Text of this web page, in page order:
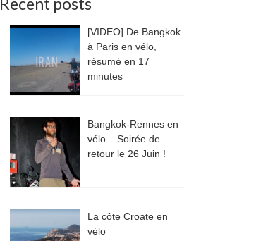
[VIDEO] De Bangkok
à Paris en vélo,
résumé en 17
minutes
Bangkok-Rennes en
vélo – Soirée de
retour le 26 Juin !
La côte Croate en
vélo